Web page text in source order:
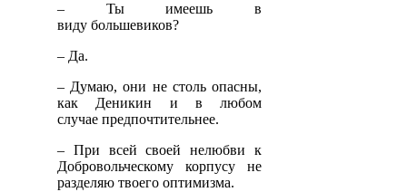
– Ты имеешь в
виду большевиков?
– Да.
– Думаю, они не столь опасны,
как Деникин и в любом
случае предпочтительнее.
– При всей своей нелюбви к
Добровольческому корпусу не
разделяю твоего оптимизма.